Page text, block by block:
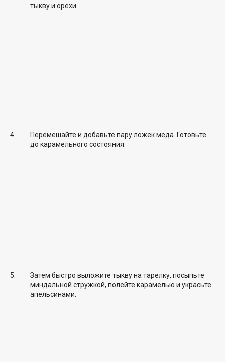
тыкву и орехи.
Перемешайте и добавьте пару ложек меда. Готовьте
до карамельного состояния.
Затем быстро выложите тыкву на тарелку, посыпьте
миндальной стружкой, полейте карамелью и украсьте
апельсинами.